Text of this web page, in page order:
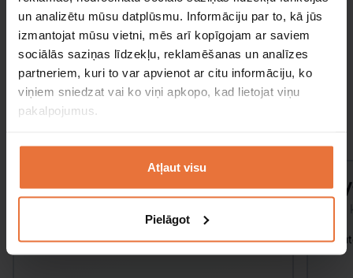
un analizētu mūsu datplūsmu. Informāciju par to, kā jūs
izmantojat mūsu vietni, mēs arī kopīgojam ar saviem
sociālās saziņas līdzekļu, reklamēšanas un analīzes
partneriem, kuri to var apvienot ar citu informāciju, ko
viņiem sniedzat vai ko viņi apkopo, kad lietojat viņu
pakalpojumus.
Atļaut visu
Pielāgot
Meklēt
Izvēlieties savu automašīnu
Toyota Proace
Manuālā 9 Cilvēki Gaisa kondicionieris